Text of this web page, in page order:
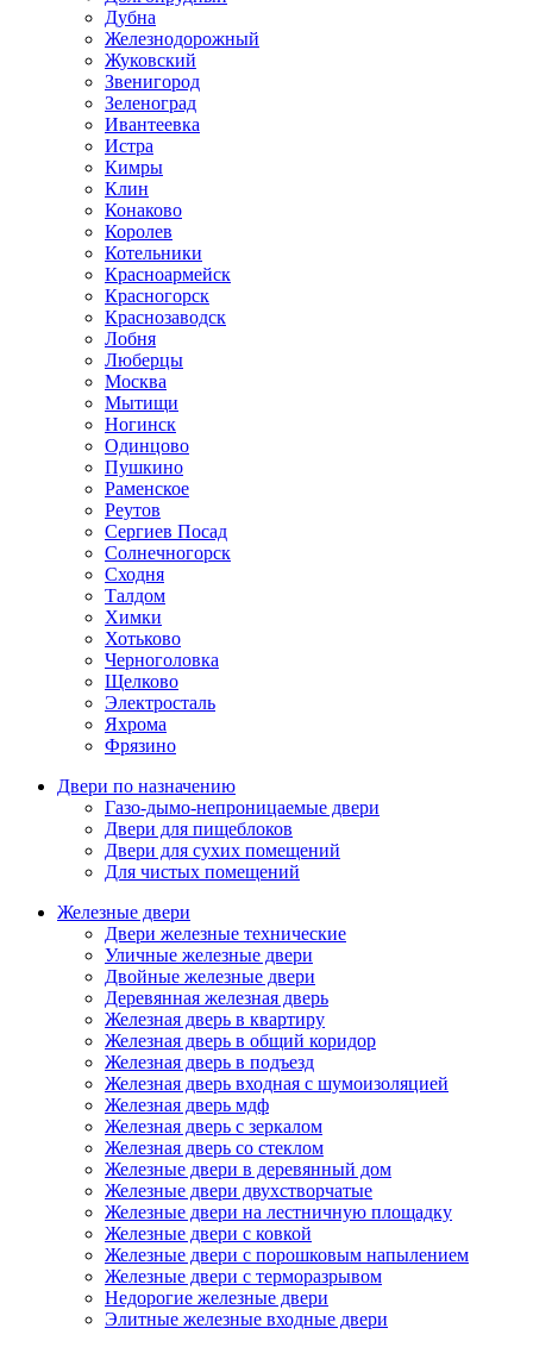
Дубна
Железнодорожный
Жуковский
Звенигород
Зеленоград
Ивантеевка
Истра
Кимры
Клин
Конаково
Королев
Котельники
Красноармейск
Красногорск
Краснозаводск
Лобня
Люберцы
Москва
Мытищи
Ногинск
Одинцово
Пушкино
Раменское
Реутов
Сергиев Посад
Солнечногорск
Сходня
Талдом
Химки
Хотьково
Черноголовка
Щелково
Электросталь
Яхрома
Фрязино
Двери по назначению
Газо-дымо-непроницаемые двери
Двери для пищеблоков
Двери для сухих помещений
Для чистых помещений
Железные двери
Двери железные технические
Уличные железные двери
Двойные железные двери
Деревянная железная дверь
Железная дверь в квартиру
Железная дверь в общий коридор
Железная дверь в подъезд
Железная дверь входная с шумоизоляцией
Железная дверь мдф
Железная дверь с зеркалом
Железная дверь со стеклом
Железные двери в деревянный дом
Железные двери двухстворчатые
Железные двери на лестничную площадку
Железные двери с ковкой
Железные двери с порошковым напылением
Железные двери с терморазрывом
Недорогие железные двери
Элитные железные входные двери